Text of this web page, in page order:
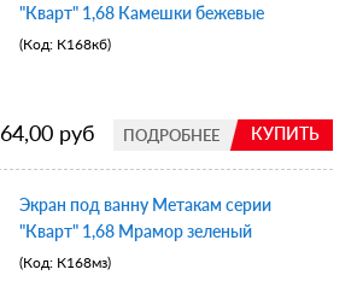
"Кварт" 1,68 Камешки бежевые
(Код: К168кб)
КУПИТЬ
ПОДРОБНЕЕ
64,00 руб
Экран под ванну Метакам серии
"Кварт" 1,68 Мрамор зеленый
(Код: К168мз)